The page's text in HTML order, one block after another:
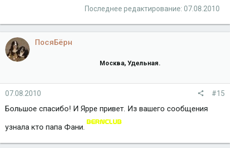
Последнее редактирование: 07.08.2010
ПосяБёрн
Москва, Удельная.
07.08.2010 #15
Большое спасибо! И Ярре привет. Из вашего сообщения
узнала кто папа Фани.